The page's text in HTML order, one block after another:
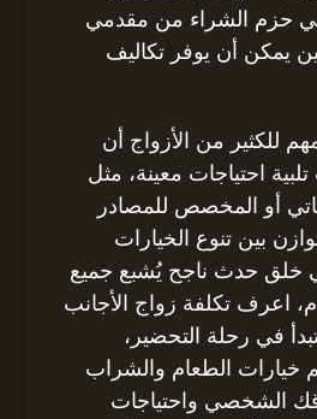
حزم الشراء من مقدمي
يمكن أن يوفر تكاليف
للكثير من الأزواج أن
احتياجات معينة، مثل
أو المخصص للمصادر
بين تنوع الخيارات
خلق حدث ناجح يُشبع جميع
اعرف تكلفة زواج الأجانب
في رحلة التحضير،
الطعام والشراب
الشخصي واحتياجات